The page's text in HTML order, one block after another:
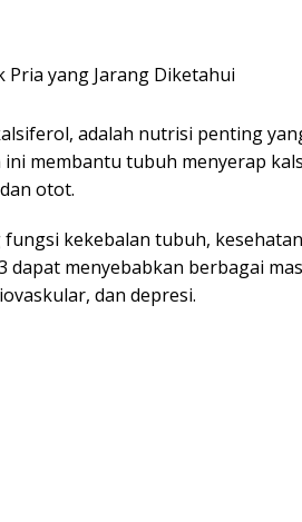
adalah nutrisi penting
membantu tubuh menyerap
otot.
kekebalan tubuh,
menyebabkan berbagai
dan depresi.